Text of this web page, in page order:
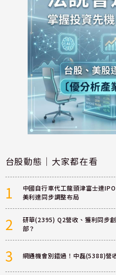
台股動態｜大家都在看
1
中國自行車代工龍頭津富士達
美利達同步調整布局
2
研華(2395) Q2營收、獲利同步
部？
3 網通機會別錯過！中磊(5388)營